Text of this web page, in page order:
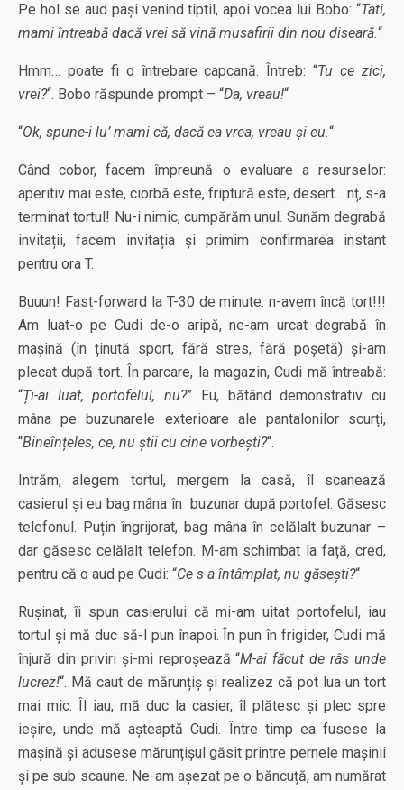
Pe hol se aud pași venind tiptil, apoi vocea lui Bobo: “Tati,
mami întreabă dacă vrei să vină musafirii din nou diseară.“
Hmm… poate fi o întrebare capcană. Întreb: “Tu ce zici,
vrei?“. Bobo răspunde prompt – “Da, vreau!“
“Ok, spune-i lu’ mami că, dacă ea vrea, vreau și eu.“
Când cobor, facem împreună o evaluare a resurselor:
aperitiv mai este, ciorbă este, friptură este, desert… nț, s-a
terminat tortul! Nu-i nimic, cumpărăm unul. Sunăm degrabă
invitații, facem invitația și primim confirmarea instant
pentru ora T.
Buuun! Fast-forward la T-30 de minute: n-avem încă tort!!!
Am luat-o pe Cudi de-o aripă, ne-am urcat degrabă în
mașină (în ținută sport, fără stres, fără poșetă) și-am
plecat după tort. În parcare, la magazin, Cudi mă întreabă:
“Ți-ai luat, portofelul, nu?” Eu, bătând demonstrativ cu
mâna pe buzunarele exterioare ale pantalonilor scurți,
“Bineînțeles, ce, nu știi cu cine vorbești?“.
Intrăm, alegem tortul, mergem la casă, îl scanează
casierul și eu bag mâna în buzunar după portofel. Găsesc
telefonul. Puțin îngrijorat, bag mâna în celălalt buzunar –
dar găsesc celălalt telefon. M-am schimbat la față, cred,
pentru că o aud pe Cudi: “Ce s-a întâmplat, nu găsești?“
Rușinat, îi spun casierului că mi-am uitat portofelul, iau
tortul și mă duc să-l pun înapoi. În pun în frigider, Cudi mă
înjură din priviri și-mi reproșează “M-ai făcut de râs unde
lucrez!“. Mă caut de mărunțiș și realizez că pot lua un tort
mai mic. Îl iau, mă duc la casier, îl plătesc și plec spre
ieșire, unde mă așteaptă Cudi. Între timp ea fusese la
mașină și adusese mărunțișul găsit printre pernele mașinii
și pe sub scaune. Ne-am așezat pe o băncuță, am numărat